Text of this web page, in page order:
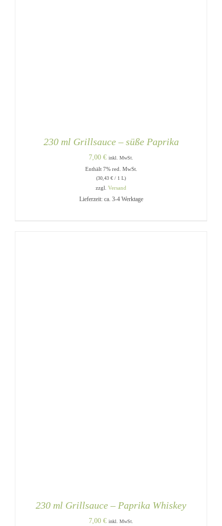
230 ml Grillsauce – süße Paprika
7,00 € inkl. MwSt.
Enthält 7% red. MwSt.
(30,43 € / 1 L)
zzgl. Versand
Lieferzeit: ca. 3-4 Werktage
230 ml Grillsauce – Paprika Whiskey
7,00 € inkl. MwSt.